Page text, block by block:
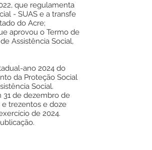
que regulamenta
- SUAS e a transfe
do Acre;
aprovou o Termo de
Assistência Social,
ano 2024 do
da Proteção Social
Social.
31 de dezembro de
e trezentos e doze
de 2024.